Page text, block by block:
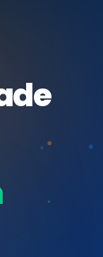
ISO 27001,
9001, ISO